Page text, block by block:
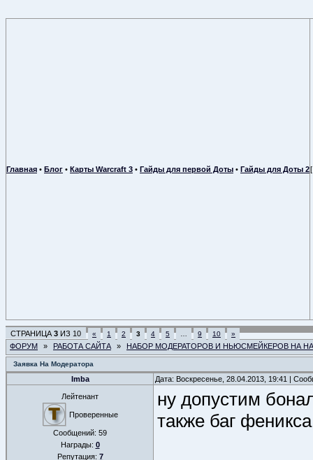
Главная • Блог • Карты Warcraft 3 • Гайды для первой Доты • Гайды для Доты 2
СТРАНИЦА 3 ИЗ 10 « 1 2 3 4 5 9 10 »
ФОРУМ » РАБОТА САЙТА » НАБОР МОДЕРАТОРОВ И НЬЮСМЕЙКЕРОВ НА
Заявка На Модератора
Imba Дата: Воскресенье, 28.04.2013, 19:41 |
Лейтенант
Проверенные
Сообщений: 59
Награды: 0
Репутация: 7
ну допустим
также баг